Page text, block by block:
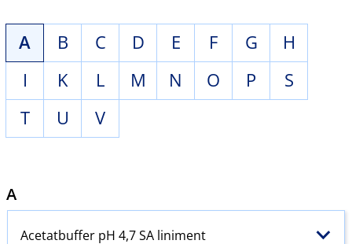
A B C D E F G
H
I
K L M N O P
S
T
U V
A
Acetatbuffer pH 4,7 SA liniment